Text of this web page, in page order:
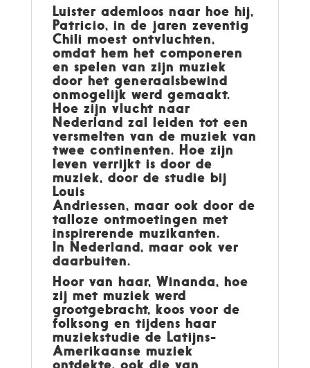
Luister ademloos naar hoe hij,
Patricio, in de jaren zeventig
Chili moest ontvluchten,
omdat hem het componeren
en spelen van zijn muziek
door het generaalsbewind
onmogelijk werd gemaakt.
Hoe zijn vlucht naar
Nederland zal leiden tot een
versmelten van de muziek van
twee continenten. Hoe zijn
leven verrijkt is door de
muziek, door de studie bij
Louis
Andriessen, maar ook door de
talloze ontmoetingen met
inspirerende muzikanten.
In Nederland, maar ook ver
daarbuiten.
Hoor van haar, Winanda, hoe
zij met muziek werd
grootgebracht, koos voor de
folksong en tijdens haar
muziekstudie de Latijns-
Amerikaanse muziek